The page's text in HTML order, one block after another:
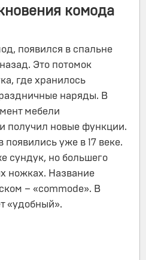
комода
появился в спальне
Это потомок
где хранилось
наряды. В
мебели
получил новые функции.
уже в 17 веке.
сундук, но большего
ножках. Название
– «commode». В
«удобный».